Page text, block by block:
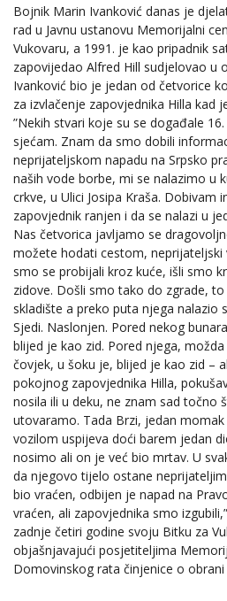
Bojnik Marin Ivanković danas je
rad u Javnu ustanovu Memorijalni
Vukovaru, a 1991. je kao pripadnik
zapovijedao Alfred Hill sudjelovao u
Ivanković bio je jedan od četvorice
za izvlačenje zapovjednika Hilla kad
”Nekih stvari koje su se događale
sjećam. Znam da smo dobili
neprijateljskom napadu na Srpsko
naših vode borbe, mi se nalazimo u
crkve, u Ulici Josipa Kraša. Dobivam
zapovjednik ranjen i da se nalazi u
Nas četvorica javljamo se
možete hodati cestom, neprijateljski
smo se probijali kroz kuće, išli smo
zidove. Došli smo tako do zgrade,
skladište a preko puta njega nalazio
Sjedi. Naslonjen. Pored nekog
blijed je kao zid. Pored njega,
čovjek, u šoku je, blijed je kao zid –
pokojnog zapovjednika Hilla,
nosila ili u deku, ne znam sad točno
utovaramo. Tada Brzi, jedan
vozilom uspijeva doći barem jedan
nosimo ali on je već bio mrtav. U
da njegovo tijelo ostane
bio vraćen, odbijen je napad na
vraćen, ali zapovjednika smo
zadnje četiri godine svoju Bitku za
objašnjavajući posjetiteljima
Domovinskog rata činjenice o obrani